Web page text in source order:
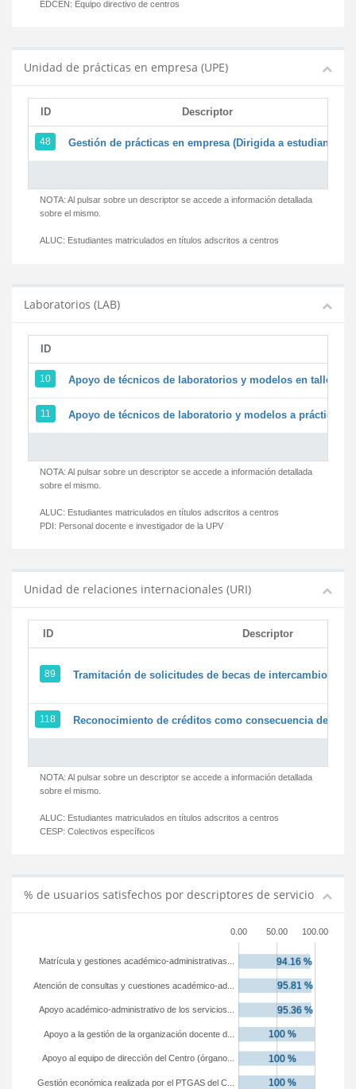
EDCEN: Equipo directivo de centros
Unidad de prácticas en empresa (UPE)
ID Descriptor
48 Gestión de prácticas en empresa (Dirigida a estudiantes)
NOTA: Al pulsar sobre un descriptor se accede a información detallada
sobre el mismo.
ALUC: Estudiantes matriculados en títulos adscritos a centros
Laboratorios (LAB)
ID
10 Apoyo de técnicos de laboratorios y modelos en
11 Apoyo de técnicos de laboratorio y modelos a prácticas
NOTA: Al pulsar sobre un descriptor se accede a información detallada
sobre el mismo.
ALUC: Estudiantes matriculados en títulos adscritos a centros
PDI: Personal docente e investigador de la UPV
Unidad de relaciones internacionales (URI)
ID Descriptor
89 Tramitación de solicitudes de becas de intercambio
118 Reconocimiento de créditos como consecuencia de un
NOTA: Al pulsar sobre un descriptor se accede a información detallada
sobre el mismo.
ALUC: Estudiantes matriculados en títulos adscritos a centros
CESP: Colectivos específicos
% de usuarios satisfechos por descriptores de servicio
0.00 50.00 100.00
Gestión económica realizada por el PTGAS del C...
Apoyo al equipo de dirección del Centro (órgano...
Apoyo a la gestión de la organización docente d...
Apoyo académico-administrativo de los servicios...
Atención de consultas y cuestiones académico-ad...
Matrícula y gestiones académico-administrativas...